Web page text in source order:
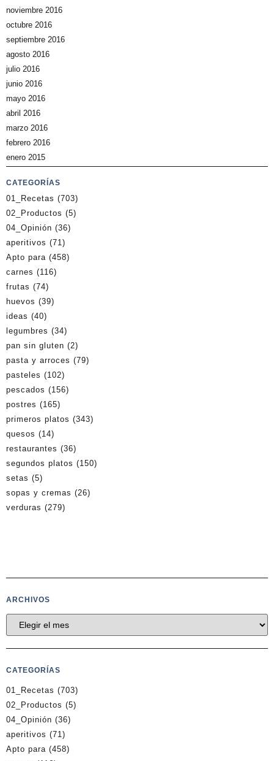
noviembre 2016
octubre 2016
septiembre 2016
agosto 2016
julio 2016
junio 2016
mayo 2016
abril 2016
marzo 2016
febrero 2016
enero 2015
CATEGORÍAS
01_Recetas (703)
02_Productos (5)
04_Opinión (36)
aperitivos (71)
Apto para (458)
carnes (116)
frutas (74)
huevos (39)
ideas (40)
legumbres (34)
pan sin gluten (2)
pasta y arroces (79)
pasteles (102)
pescados (156)
postres (165)
primeros platos (343)
quesos (14)
restaurantes (36)
segundos platos (150)
setas (5)
sopas y cremas (26)
verduras (279)
ARCHIVOS
CATEGORÍAS
01_Recetas (703)
02_Productos (5)
04_Opinión (36)
aperitivos (71)
Apto para (458)